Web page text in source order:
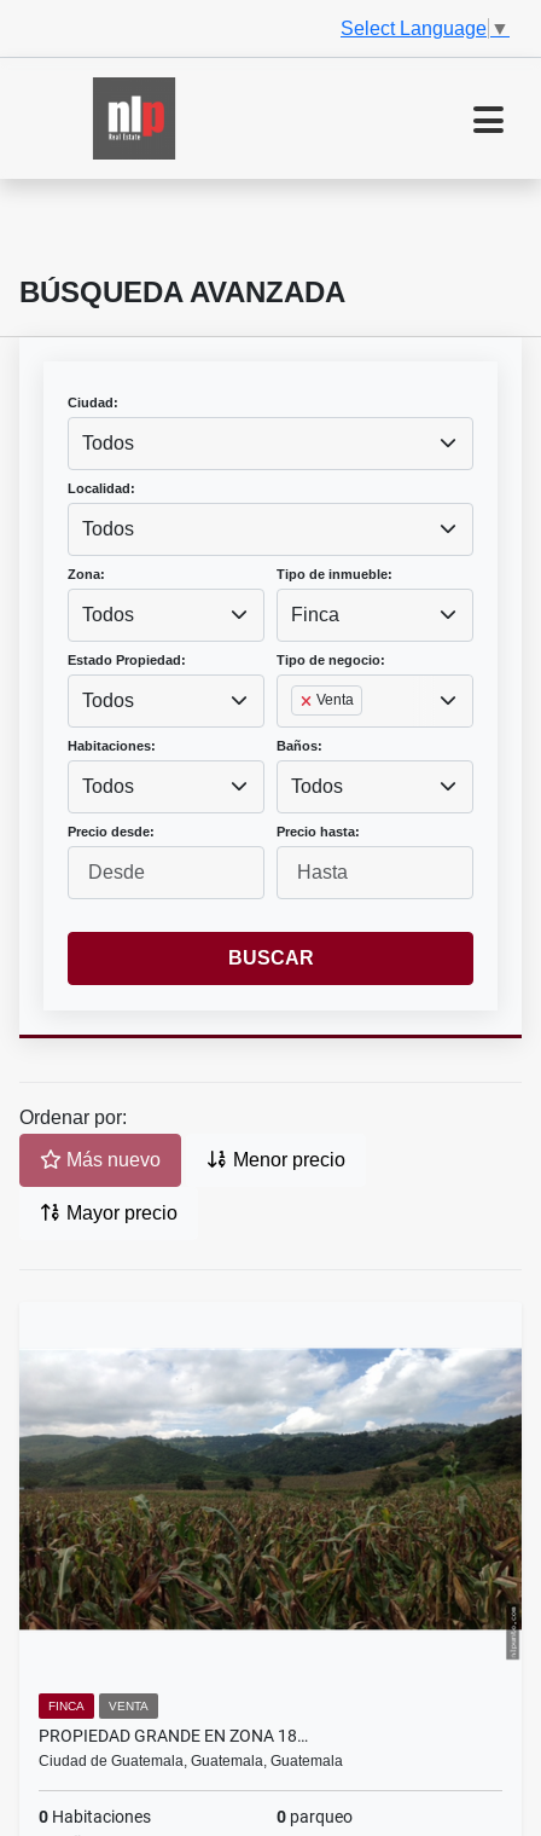
Select Language ▼
BÚSQUEDA AVANZADA
Ciudad:
Todos
Localidad:
Todos
Zona:
Todos
Tipo de inmueble:
Finca
Estado Propiedad:
Todos
Tipo de negocio:
Venta
Habitaciones:
Todos
Baños:
Todos
Precio desde: Precio hasta:
BUSCAR
Ordenar por:
Más nuevo Menor precio
Mayor precio
FINCA VENTA
PROPIEDAD GRANDE EN ZONA 18…
Ciudad de Guatemala, Guatemala, Guatemala
0 Habitaciones 0 parqueo